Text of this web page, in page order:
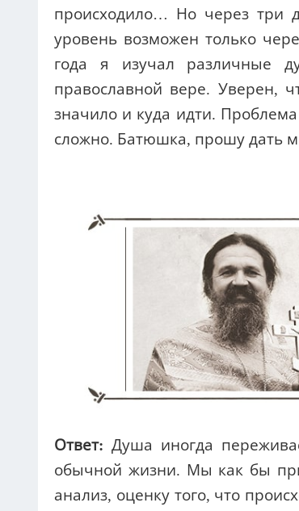
происходило… Но через три
уровень возможен только
года я изучал различные
православной вере. Уверен,
значило и куда идти. Проблема
сложно. Батюшка, прошу дать
Ответ: Душа иногда
обычной жизни. Мы как бы
анализ, оценку того, что